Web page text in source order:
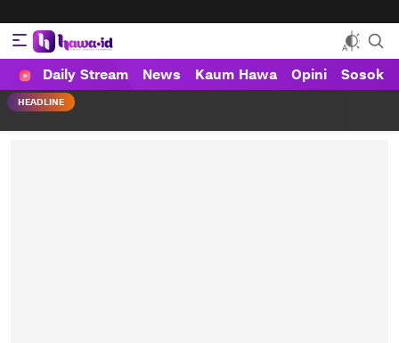
HAWA
Haluan Wanita Indonesia
Daily Stream News Kaum Hawa Opini Sosok
HEADLINE